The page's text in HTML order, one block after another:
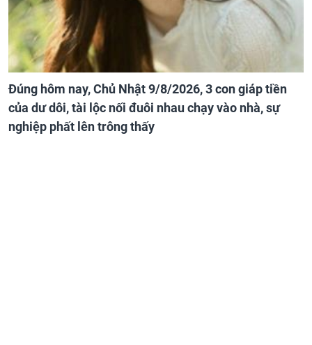
Đúng hôm nay, Chủ Nhật 9/8/2026, 3 con giáp tiền
của dư dôi, tài lộc nối đuôi nhau chạy vào nhà, sự
nghiệp phất lên trông thấy